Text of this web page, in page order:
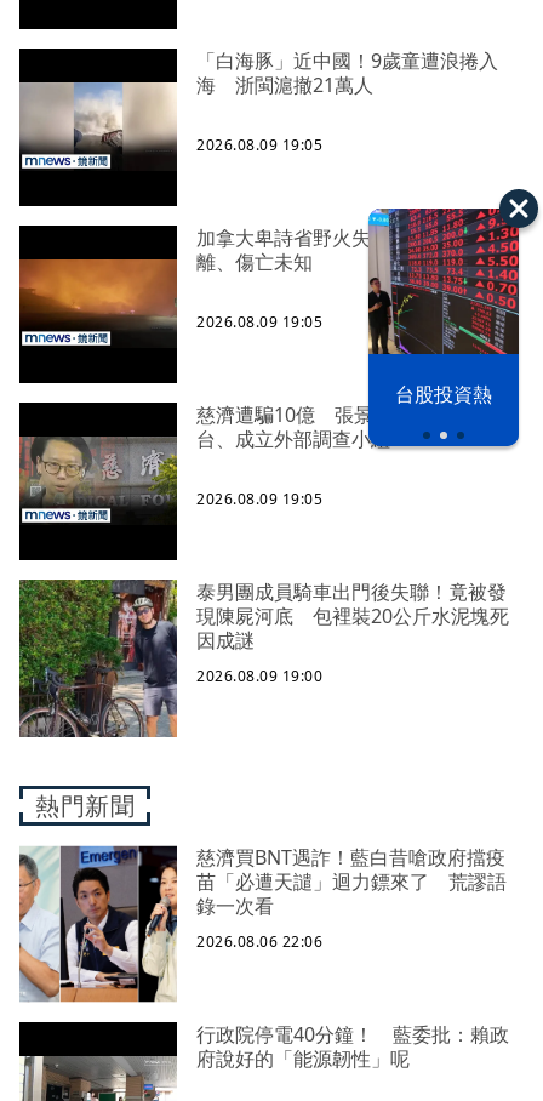
台股投資熱
「白海豚」近中國！9歲童遭浪捲入
海 浙閩滬撤21萬人
2026.08.09 19:05
加拿大卑詩省野火失控 2萬人急撤
離、傷亡未知
2026.08.09 19:05
慈濟遭騙10億 張景森轟：顏博文下
台、成立外部調查小組
2026.08.09 19:05
泰男團成員騎車出門後失聯！竟被發
現陳屍河底 包裡裝20公斤水泥塊死
因成謎
2026.08.09 19:00
熱門新聞
慈濟買BNT遇詐！藍白昔嗆政府擋疫
苗「必遭天譴」迴力鏢來了 荒謬語
錄一次看
2026.08.06 22:06
行政院停電40分鐘！ 藍委批：賴政
府說好的「能源韌性」呢